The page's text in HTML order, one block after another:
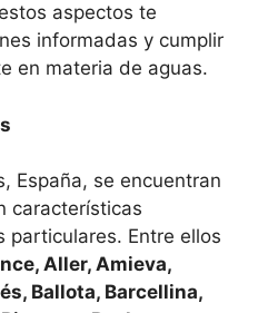
aspectos te
informadas y cumplir
en materia de aguas.
España, se encuentran
características
particulares. Entre ellos
Aller, Amieva,
Ballota, Barcellina,